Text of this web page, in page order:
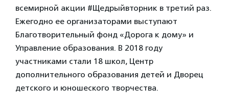
всемирной акции #Щедрыйвторник в третий раз.
Ежегодно ее организаторами выступают
Благотворительный фонд «Дорога к дому» и
Управление образования. В 2018 году
участниками стали 18 школ, Центр
дополнительного образования детей и Дворец
детского и юношеского творчества.